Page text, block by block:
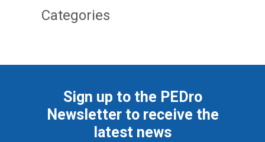
Categories
Sign up to the PEDro
Newsletter to receive the
latest news